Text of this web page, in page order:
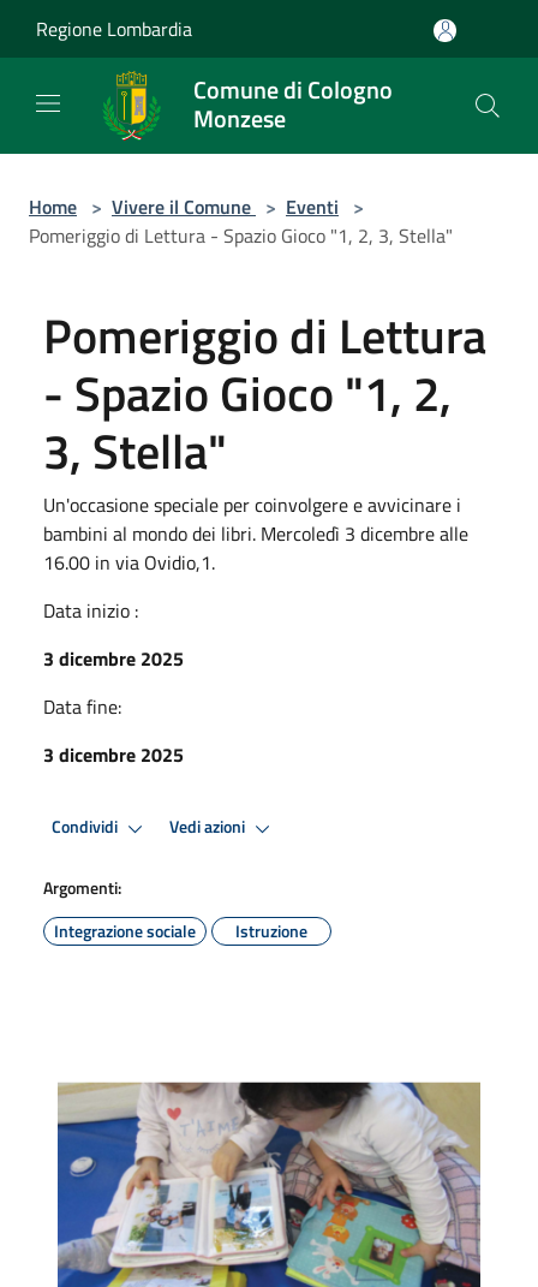
Regione Lombardia
Comune di Cologno
Monzese
Home > Vivere il Comune > Eventi >
Pomeriggio di Lettura - Spazio Gioco "1, 2, 3, Stella"
Pomeriggio di Lettura
- Spazio Gioco "1, 2,
3, Stella"
Un'occasione speciale per coinvolgere e avvicinare i
bambini al mondo dei libri. Mercoledì 3 dicembre alle
16.00 in via Ovidio,1.
Data inizio :
3 dicembre 2025
Data fine:
3 dicembre 2025
Condividi Vedi azioni
Argomenti:
Integrazione sociale
Istruzione